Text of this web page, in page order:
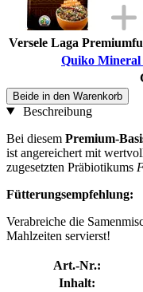
Versele Laga
Quiko Mineral
Beide in den Warenkorb
Beschreibung
Bei diesem Premium-
ist angereichert mit
zugesetzten Präbiotikums
Fütterungsempfehlung:
Verabreiche die
Mahlzeiten servierst!
Art.-Nr.:
Inhalt: